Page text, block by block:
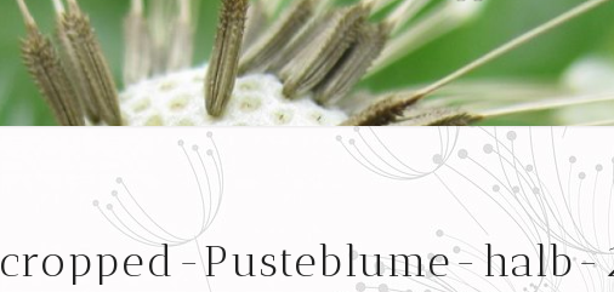
cropped-Pusteblume-halb-